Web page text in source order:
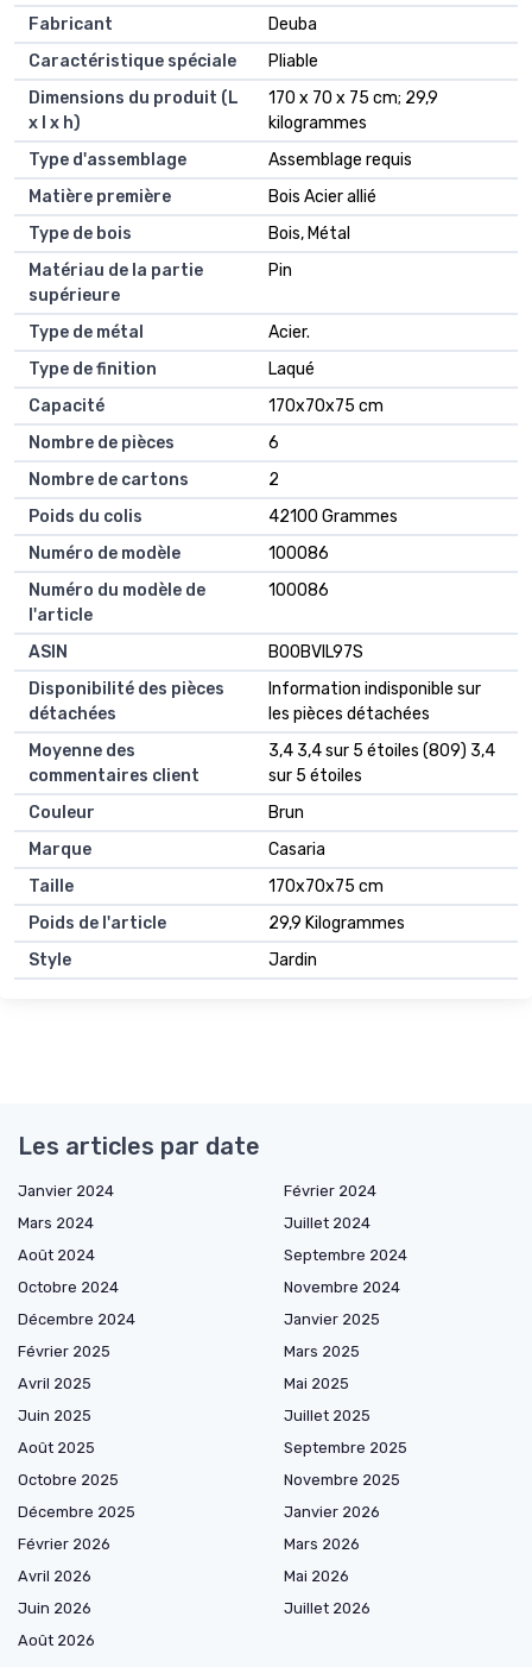
Fabricant
‎Deuba
Caractéristique spéciale
‎Pliable
Dimensions du produit (L
x l x h)
‎170 x 70 x 75 cm; 29,9
kilogrammes
Type d'assemblage
‎Assemblage requis
Matière première
‎Bois Acier allié
Type de bois
‎Bois, Métal
Matériau de la partie
supérieure
‎Pin
Type de métal
‎Acier.
Type de finition
‎Laqué
Capacité
‎170x70x75 cm
Nombre de pièces
‎6
Nombre de cartons
‎2
Poids du colis
‎42100 Grammes
Numéro de modèle
‎100086
Numéro du modèle de
l'article
‎100086
ASIN
‎B00BVIL97S
Disponibilité des pièces
détachées
‎Information indisponible sur
les pièces détachées
Moyenne des
commentaires client
3,4 3,4 sur 5 étoiles (809) 3,4
sur 5 étoiles
Couleur
Brun
Marque
Casaria
Taille
170x70x75 cm
Poids de l'article
29,9 Kilogrammes
Style
Jardin
Les articles par date
Janvier 2024
Février 2024
Mars 2024
Juillet 2024
Août 2024
Septembre 2024
Octobre 2024
Novembre 2024
Décembre 2024
Janvier 2025
Février 2025
Mars 2025
Avril 2025
Mai 2025
Juin 2025
Juillet 2025
Août 2025
Septembre 2025
Octobre 2025
Novembre 2025
Décembre 2025
Janvier 2026
Février 2026
Mars 2026
Avril 2026
Mai 2026
Juin 2026
Juillet 2026
Août 2026